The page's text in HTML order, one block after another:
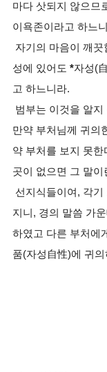
마다 삿되지 않으므
이욕존이라고 하느
자기의 마음이 깨
성에 있어도 *자성(
고 하느니라.
범부는 이것을 알
만약 부처님께 귀의
약 부처를 보지 못
곳이 없으면 그 말
선지식들이여, 각
지니, 경의 말씀 가
하였고 다른 부처에
품(자성自性)에 귀